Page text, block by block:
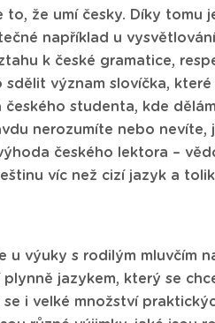
že umí česky. Díky tomu
například u
k české gramatice,
sdělit význam slovíčka,
českého studenta, kde
nerozumíte nebo
českého lektora –
víc než cizí jazyk a
u výuky s rodilým mluvčím
jazykem, který se
i velké množství